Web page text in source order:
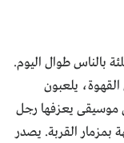
بالناس طوال اليوم.
يلعبون
موسيقى يعزفها رجل
بمزمار القربة. يصدر